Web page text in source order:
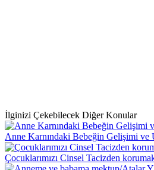
İlginizi Çekebilecek Diğer Konular
Anne Karnındaki Bebeğin Gelişimi ve
Çocuklarımızı Cinsel Tacizden